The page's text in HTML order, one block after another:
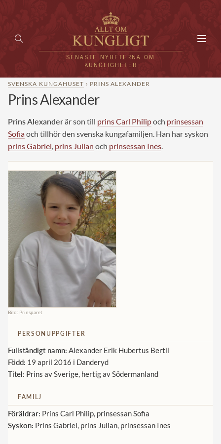
SENASTE NYHETERNA OM
KUNGLIGHETER
KUNGAFAMILJEN
UTLÄNDSKT
VÄRLDENS KUNGAHUS
Svenska kungahuset
Brittiska kungahuset
Norska kungahuset
Danska kungahuset
Spanska kungahuset
Nederländska kungahuset
Belgiska kungahuset
Luxemburgska storhertighuset
Japanska kejsarhuset
Thailändska kungahuset
Monacos furstehus
REDAKTION
SVENSKA KUNGAHUSET › PRINS ALEXANDER
Prins Alexander
Prins Alexanderär son till prins Carl Philipoch prinsessan
Sofiaoch tillhör den svenska kungafamiljen. Han har syskon
prins Gabriel prins Julian och prinsessan Ines
Bild: Prinsparet
PERSONUPPGIFTER
Fullständigt namn: Alexander Erik Hubertus Bertil
Född: 19 april 2016 i Danderyd
Titel: Prins av Sverige, hertig av Södermanland
FAMILJ
Föräldrar: Prins Carl Philip, prinsessan Sofia
Syskon: Prins Gabriel, prins Julian, prinsessan Ines